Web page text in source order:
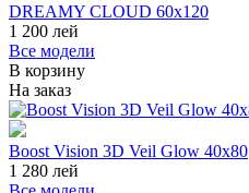
DREAMY CLOUD 60x120
1 200 лей
Все модели
В корзину
На заказ
Boost Vision 3D Veil Glow 40x80
1 280 лей